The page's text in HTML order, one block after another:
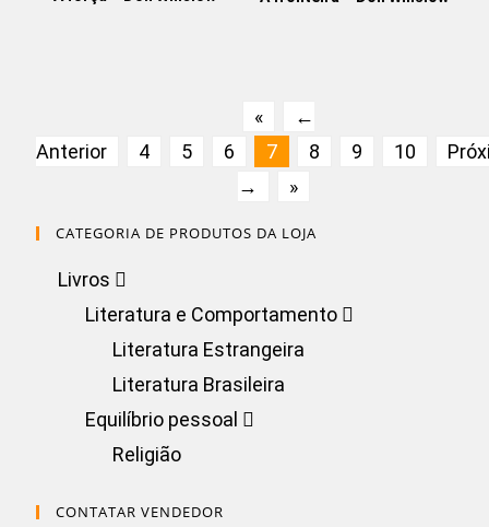
«
←
Anterior
4 5 6 7 8 9 10
→
»
CATEGORIA DE PRODUTOS DA LOJA
Livros
Literatura e Comportamento
Literatura Estrangeira
Literatura Brasileira
Equilíbrio pessoal
Religião
CONTATAR VENDEDOR